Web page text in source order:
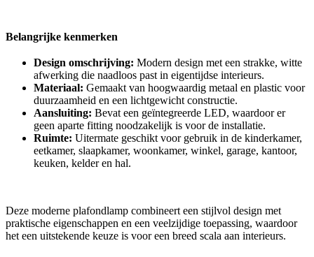
Belangrijke kenmerken
Design omschrijving: Modern design met een strakke, witte
afwerking die naadloos past in eigentijdse interieurs.
Materiaal: Gemaakt van hoogwaardig metaal en plastic voor
duurzaamheid en een lichtgewicht constructie.
Aansluiting: Bevat een geïntegreerde LED, waardoor er
geen aparte fitting noodzakelijk is voor de installatie.
Ruimte: Uitermate geschikt voor gebruik in de kinderkamer,
eetkamer, slaapkamer, woonkamer, winkel, garage, kantoor,
keuken, kelder en hal.
Deze moderne plafondlamp combineert een stijlvol design met
praktische eigenschappen en een veelzijdige toepassing, waardoor
het een uitstekende keuze is voor een breed scala aan interieurs.